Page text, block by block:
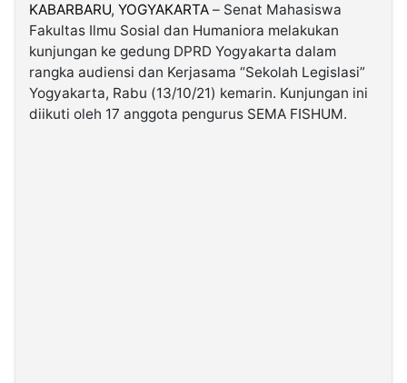
Kabarbaru.co
KABARBARU, YOGYAKARTA – Senat Mahasiswa
Fakultas Ilmu Sosial dan Humaniora melakukan
kunjungan ke gedung DPRD Yogyakarta dalam
rangka audiensi dan Kerjasama “Sekolah Legislasi”
Yogyakarta, Rabu (13/10/21) kemarin. Kunjungan ini
diikuti oleh 17 anggota pengurus SEMA FISHUM.